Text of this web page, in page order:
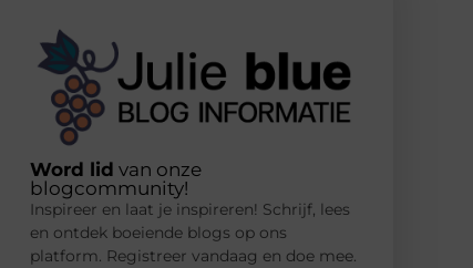
Word lid van onze
blogcommunity!
Inspireer en laat je inspireren! Schrijf, lees
en ontdek boeiende blogs op ons
platform. Registreer vandaag en doe mee.